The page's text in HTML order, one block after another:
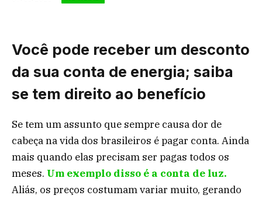
Você pode receber um desconto
da sua conta de energia; saiba
se tem direito ao benefício
Se tem um assunto que sempre causa dor de
cabeça na vida dos brasileiros é pagar conta. Ainda
mais quando elas precisam ser pagas todos os
meses. Um exemplo disso é a conta de luz.
Aliás, os preços costumam variar muito, gerando